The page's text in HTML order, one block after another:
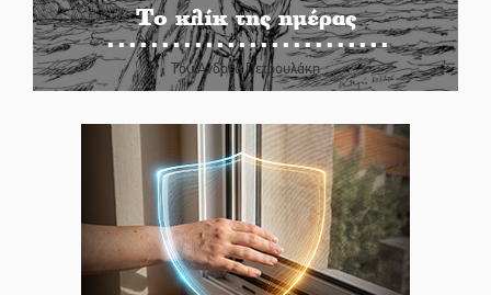
Το κλίκ της ημέρας
Του Ανδρέα Πετρουλάκη